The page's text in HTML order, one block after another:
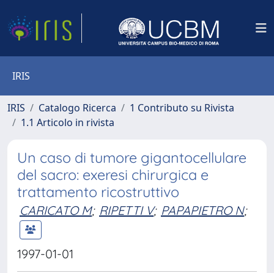
IRIS
IRIS Catalogo Ricerca
1 Contributo su Rivista
1.1 Articolo in rivista
Un caso di tumore gigantocellulare
del sacro: exeresi chirurgica e
trattamento ricostruttivo
CARICATO M; RIPETTI V; PAPAPIETRO N;
1997-01-01